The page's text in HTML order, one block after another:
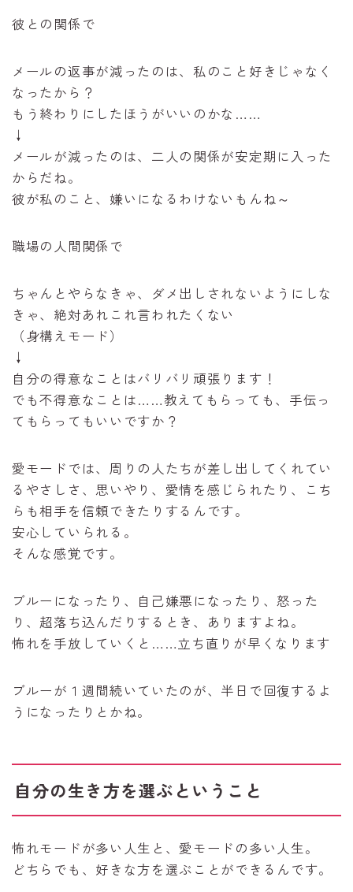
彼との関係で
メールの返事が減ったのは、私のこと好きじゃなく
なったから？
もう終わりにしたほうがいいのかな……
↓
メールが減ったのは、二人の関係が安定期に入った
からだね。
彼が私のこと、嫌いになるわけないもんね～
職場の人間関係で
ちゃんとやらなきゃ、ダメ出しされないようにしな
きゃ、絶対あれこれ言われたくない
（身構えモード）
↓
自分の得意なことはバリバリ頑張ります！
でも不得意なことは……教えてもらっても、手伝っ
てもらってもいいですか？
愛モードでは、周りの人たちが差し出してくれてい
るやさしさ、思いやり、愛情を感じられたり、こち
らも相手を信頼できたりするんです。
安心していられる。
そんな感覚です。
ブルーになったり、自己嫌悪になったり、怒った
り、超落ち込んだりするとき、ありますよね。
怖れを手放していくと……立ち直りが早くなります
ブルーが１週間続いていたのが、半日で回復するよ
うになったりとかね。
自分の生き方を選ぶということ
怖れモードが多い人生と、愛モードの多い人生。
どちらでも、好きな方を選ぶことができるんです。